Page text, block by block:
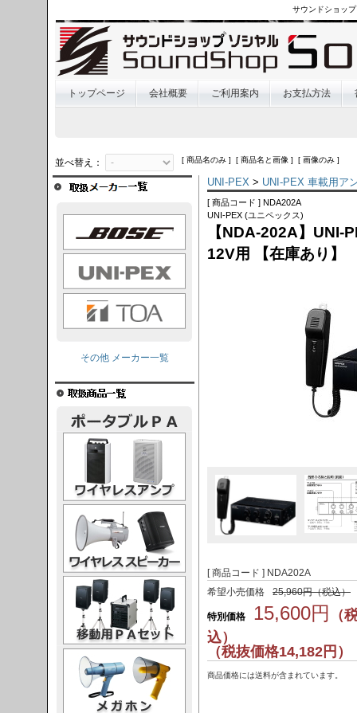
サウンドショッ
トップページ 会社概要 ご利用案内 お支払方法
並べ替え： [ 商品名のみ ] [ 商品名と画像 ] [ 画像のみ ]
UNI-PEX > UNI-PEX 車載用ア
[ 商品コード ] NDA202A
UNI-PEX (ユニペックス)
【NDA-202A】UNI-
12V用 【在庫あり】
[ 商品コード ] NDA202A
希望小売価格
25,960円（税込）
特別価格 15,600円 （
込）
（税抜価格14,182円）
商品価格には送料が含まれています。
その他 メーカー一覧